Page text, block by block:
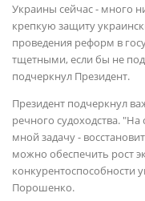
Украины сейчас - много
крепкую защиту
проведения реформ в
тщетными, если бы не
подчеркнул Президент.
Президент подчеркнул
речного судоходства.
мной задачу -
можно обеспечить рост
конкурентоспособности
Порошенко.